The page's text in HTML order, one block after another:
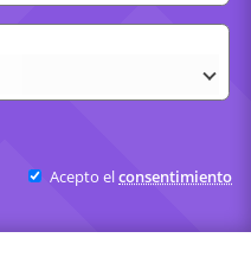
Acepto elconsentimiento